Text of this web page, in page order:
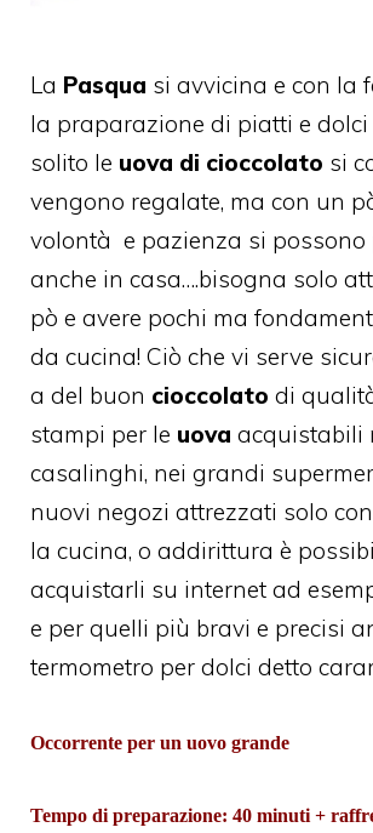
La Pasqua si avvicina e con la
la praparazione di piatti e dolci
solito le uova di cioccolato si
vengono regalate, ma con un
volontà e pazienza si possono
anche in casa….bisogna solo
pò e avere pochi ma
da cucina! Ciò che vi serve
a del buon cioccolato di
stampi per le uova acquistabili
casalinghi, nei grandi
nuovi negozi attrezzati solo
la cucina, o addirittura è
acquistarli su internet ad
e per quelli più bravi e precisi
termometro per dolci detto
Occorrente per un uovo grande
Tempo di preparazione: 40 minuti +